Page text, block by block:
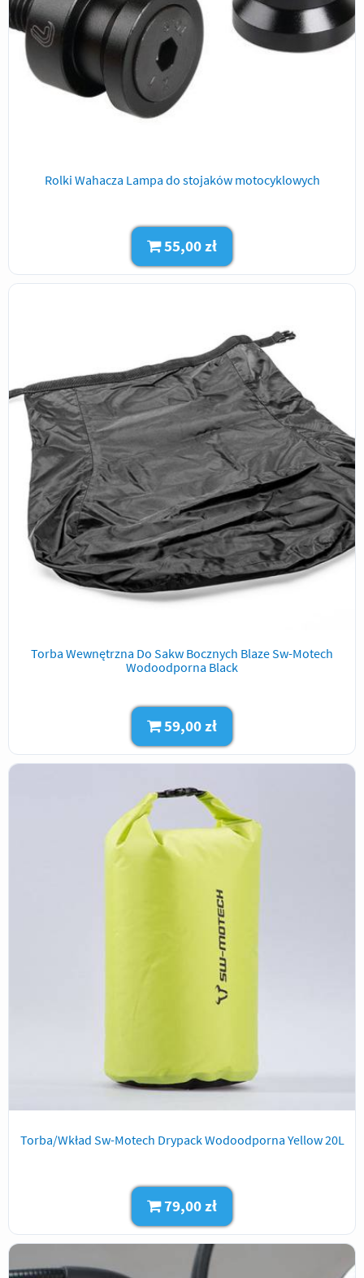
Rolki Wahacza Lampa do stojaków motocyklowych
55,00 zł
Torba Wewnętrzna Do Sakw Bocznych Blaze Sw-Motech
Wodoodporna Black
59,00 zł
Torba/Wkład Sw-Motech Drypack Wodoodporna Yellow 20L
79,00 zł